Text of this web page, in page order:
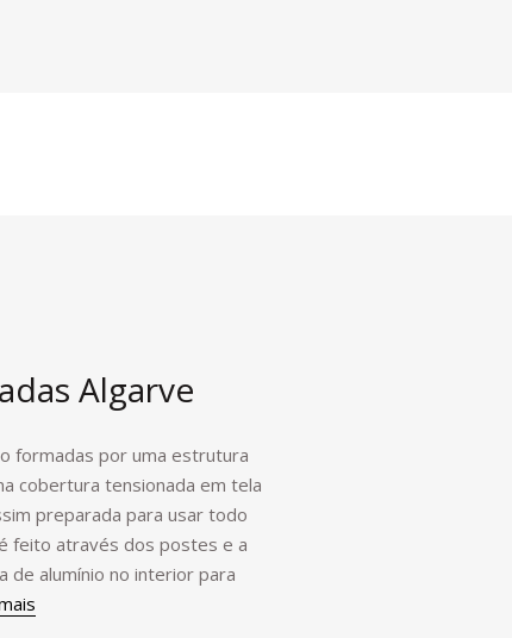
Algarve
formadas por uma estrutura
cobertura tensionada em tela
preparada para usar todo
feito através dos postes e a
de alumínio no interior para